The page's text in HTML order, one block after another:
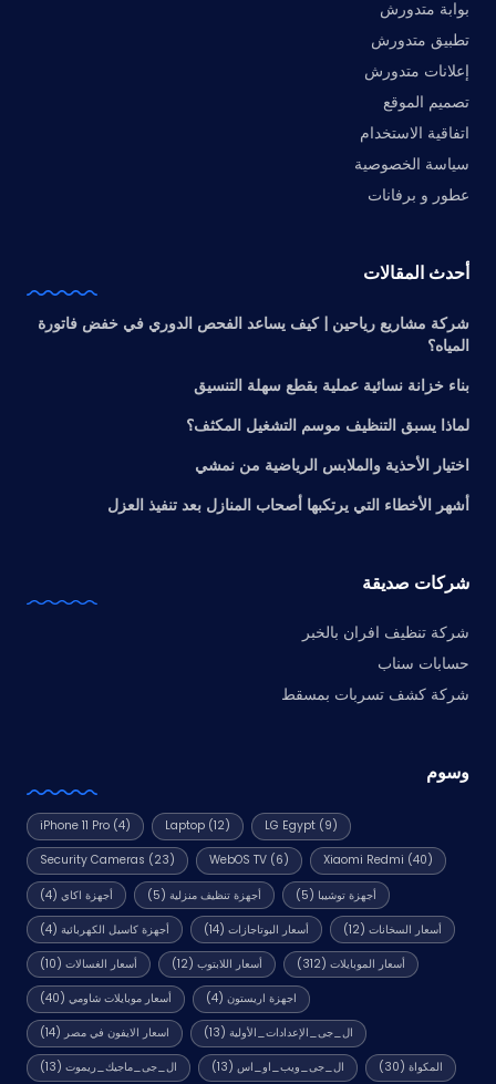
بوابة متدورش
تطبيق متدورش
إعلانات متدورش
تصميم الموقع
اتفاقية الاستخدام
سياسة الخصوصية
عطور و برفانات
أحدث المقالات
شركة مشاريع رياحين | كيف يساعد الفحص الدوري في خفض فاتورة
المياه؟
بناء خزانة نسائية عملية بقطع سهلة التنسيق
لماذا يسبق التنظيف موسم التشغيل المكثف؟
اختيار الأحذية والملابس الرياضية من نمشي
أشهر الأخطاء التي يرتكبها أصحاب المنازل بعد تنفيذ العزل
شركات صديقة
شركة تنظيف افران بالخبر
حسابات سناب
شركة كشف تسربات بمسقط
وسوم
iPhone 11 Pro (4) Laptop(12) LG Egypt(9)
Security Cameras (23) WebOS TV(6) Xiaomi Redmi (40)
أجهزة اكاي(4) أجهزة تنظيف منزلية (5) أجهزة توشيبا (5)
أجهزة كاسيل الكهربائية(4) أسعار البوتاجازات (14) أسعار السخانات (12)
أسعار الغسالات(10) أسعار اللابتوب (12) أسعار الموبايلات (312)
أسعار موبايلات شاومي(40) اجهزة اريستون (4)
اسعار الايفون في مصر (14) ال_جى_الإعدادات_الأولية (13)
ال_جى_ماجيك_ريموت(13) ال_جى_ويب_او_اس (13) المكواة (30)